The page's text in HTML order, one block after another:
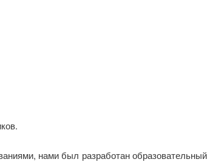
нами был разработан